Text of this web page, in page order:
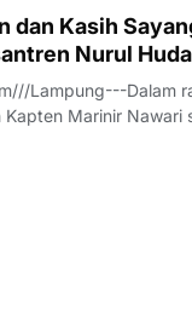
dan Kasih
Nurul Huda
Lampung---Dalam
Marinir Nawari
Jalasenastri